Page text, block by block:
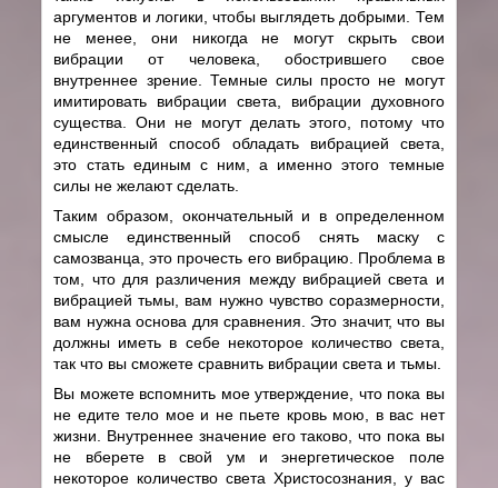
аргументов и логики, чтобы выглядеть добрыми. Тем
не менее, они никогда не могут скрыть свои
вибрации от человека, обострившего свое
внутреннее зрение. Темные силы просто не могут
имитировать вибрации света, вибрации духовного
существа. Они не могут делать этого, потому что
единственный способ обладать вибрацией света,
это стать единым с ним, а именно этого темные
силы не желают сделать.
Таким образом, окончательный и в определенном
смысле единственный способ снять маску с
самозванца, это прочесть его вибрацию. Проблема в
том, что для различения между вибрацией света и
вибрацией тьмы, вам нужно чувство соразмерности,
вам нужна основа для сравнения. Это значит, что вы
должны иметь в себе некоторое количество света,
так что вы сможете сравнить вибрации света и тьмы.
Вы можете вспомнить мое утверждение, что пока вы
не едите тело мое и не пьете кровь мою, в вас нет
жизни. Внутреннее значение его таково, что пока вы
не вберете в свой ум и энергетическое поле
некоторое количество света Христосознания, у вас